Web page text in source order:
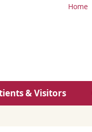
Home
& Visitors